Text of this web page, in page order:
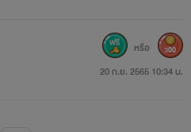
20 ก.ย. 2565 10:34 น.
หรือ 300